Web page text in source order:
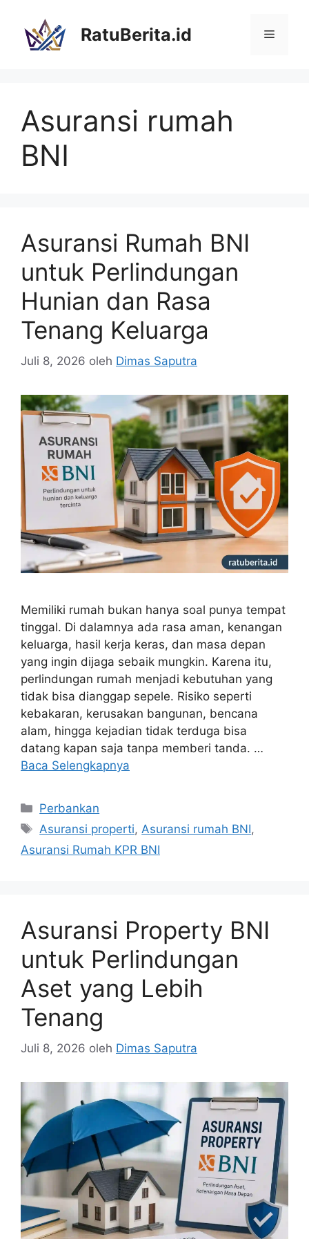
RatuBerita.id Menu
Asuransi rumah
BNI
Asuransi Rumah BNI
untuk Perlindungan
Hunian dan Rasa
Tenang Keluarga
Juli 8, 2026 oleh Dimas Saputra
Memiliki rumah bukan hanya soal punya tempat
tinggal. Di dalamnya ada rasa aman, kenangan
keluarga, hasil kerja keras, dan masa depan
yang ingin dijaga sebaik mungkin. Karena itu,
perlindungan rumah menjadi kebutuhan yang
tidak bisa dianggap sepele. Risiko seperti
kebakaran, kerusakan bangunan, bencana
alam, hingga kejadian tidak terduga bisa
datang kapan saja tanpa memberi tanda. …
Baca Selengkapnya
Kategori
Perbankan
Tag
Asuransi properti,Asuransi rumah BNI,
Asuransi Rumah KPR BNI
Asuransi Property BNI
untuk Perlindungan
Aset yang Lebih
Tenang
Juli 8, 2026 oleh Dimas Saputra